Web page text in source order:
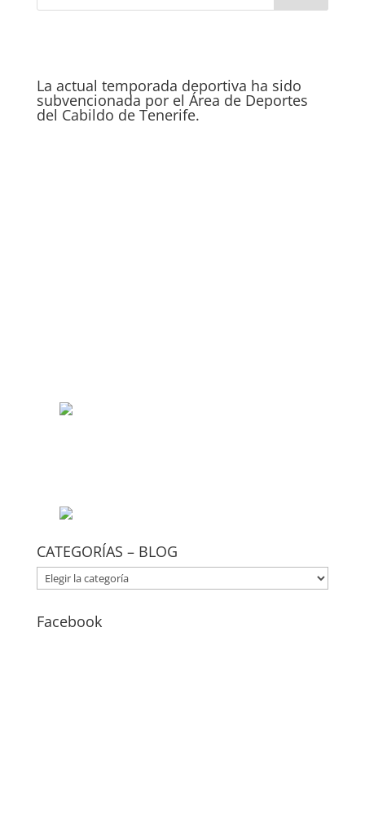
La actual temporada deportiva ha sido
subvencionada por el Área de Deportes
del Cabildo de Tenerife.
CATEGORÍAS – BLOG
CATEGORÍAS
–
Facebook